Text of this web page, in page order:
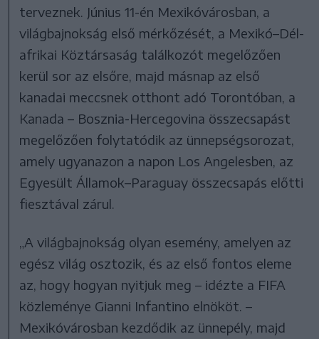
terveznek. Június 11-én Mexikóvárosban, a
világbajnokság első mérkőzését, a Mexikó–Dél-
afrikai Köztársaság találkozót megelőzően
kerül sor az elsőre, majd másnap az első
kanadai meccsnek otthont adó Torontóban, a
Kanada – Bosznia-Hercegovina összecsapást
megelőzően folytatódik az ünnepségsorozat,
amely ugyanazon a napon Los Angelesben, az
Egyesült Államok–Paraguay összecsapás előtti
fiesztával zárul.
„A világbajnokság olyan esemény, amelyen az
egész világ osztozik, és az első fontos eleme
az, hogy hogyan nyitjuk meg – idézte a FIFA
közleménye Gianni Infantino elnököt. –
Mexikóvárosban kezdődik az ünnepély, majd